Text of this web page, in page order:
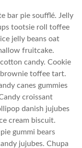
bar pie soufflé. Jelly
tootsie roll toffee
jelly beans oat
fruitcake.
candy. Cookie
toffee tart.
canes gummies
croissant
danish jujubes
cream biscuit.
gummi bears
jujubes. Chupa